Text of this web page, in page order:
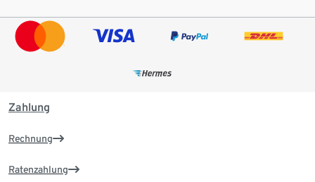
Zahlung
Rechnung
Ratenzahlung